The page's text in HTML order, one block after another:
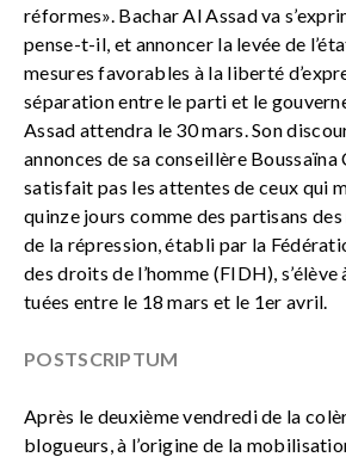
réformes». Bachar Al Assad va
pense-t-il, et annoncer la levée de
mesures favorables à la liberté
séparation entre le parti et le
Assad attendra le 30 mars. Son
annonces de sa conseillère Boussaïna
satisfait pas les attentes de ceux qui
quinze jours comme des partisans
de la répression, établi par la
des droits de l’homme (FIDH), s’élève
tuées entre le 18 mars et le 1er avril.
POSTSCRIPTUM
Après le deuxième vendredi de la
blogueurs, à l’origine de la